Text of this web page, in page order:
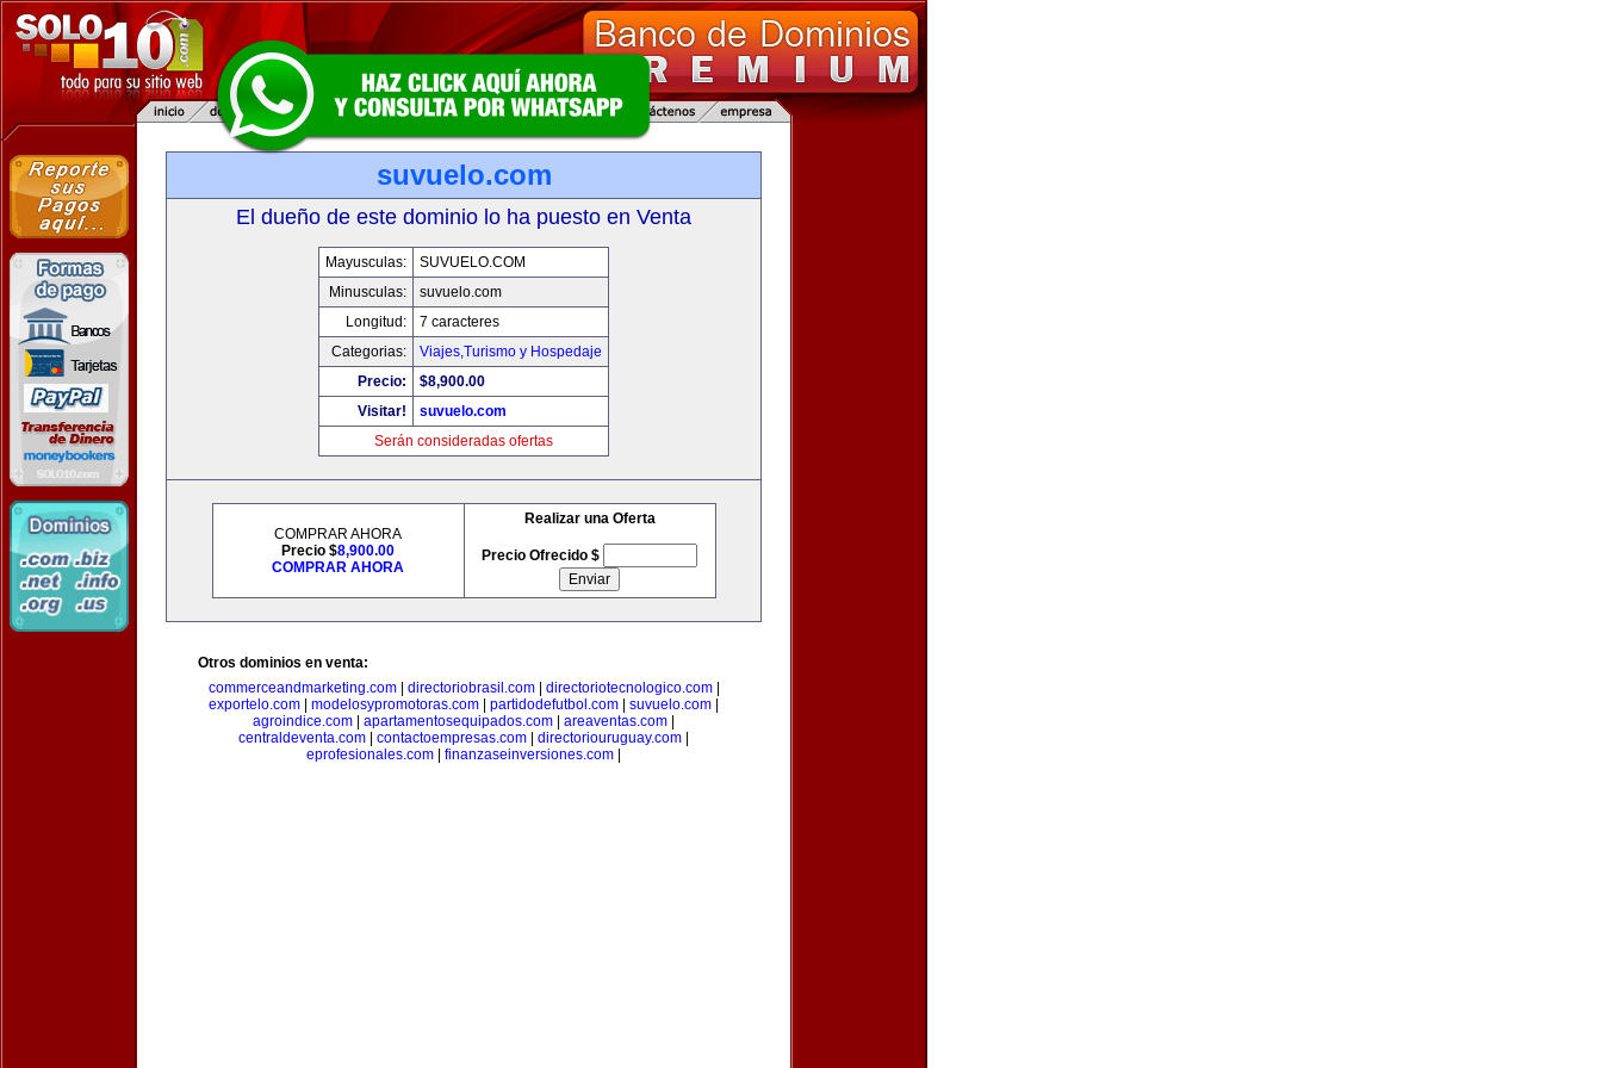
suvuelo.com
El dueño de este dominio lo ha puesto en Venta
Mayusculas:
SUVUELO.COM
Minusculas:
suvuelo.com
Longitud:
7 caracteres
Categorias:
Viajes,Turismo y Hospedaje
Precio:
$8,900.00
Visitar!
suvuelo.com
Serán consideradas ofertas
COMPRAR AHORA
Precio $8,900.00
COMPRAR AHORA
Realizar una Oferta
Precio Ofrecido $
Otros dominios en venta:
commerceandmarketing.com| directoriobrasil.com| directoriotecnologico.com|
exportelo.com
modelosypromotoras.com partidodefutbol.com suvuelo.com
agroindice.com
apartamentosequipados.com areaventas.com
centraldeventa.com
contactoempresas.com directoriouruguay.com
eprofesionales.com
finanzaseinversiones.com